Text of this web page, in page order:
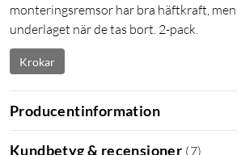
monteringsremsor har bra häftkraft,
underlaget när de tas bort. 2-pack.
Krokar
Producentinformation
Kundbetyg & recensioner (7)